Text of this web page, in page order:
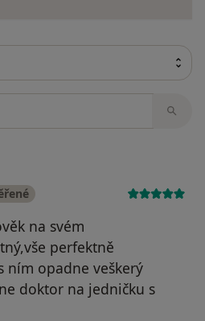
na svém
perfektně
ním opadne veškerý
doktor na jedničku s